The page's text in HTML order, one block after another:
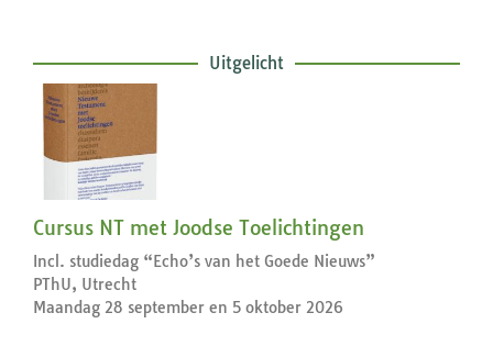
Uitgelicht
Cursus NT met Joodse Toelichtingen
Incl. studiedag “Echo’s van het Goede Nieuws”
PThU, Utrecht
Maandag 28 september en 5 oktober 2026